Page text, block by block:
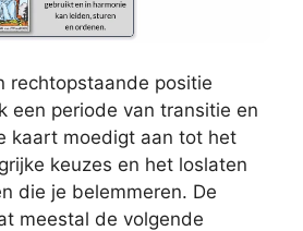
rechtopstaande positie
een periode van transitie en
kaart moedigt aan tot het
keuzes en het loslaten
die je belemmeren. De
meestal de volgende